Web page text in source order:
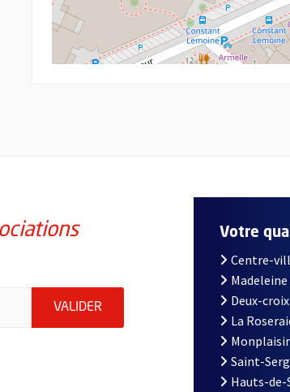
de la ville d'Angers, indiquez votre email
VALIDER ENVOYER MA DEMANDE
Votre
Centre-
Deux-
La
Monplaisir
Saint-
Hauts-